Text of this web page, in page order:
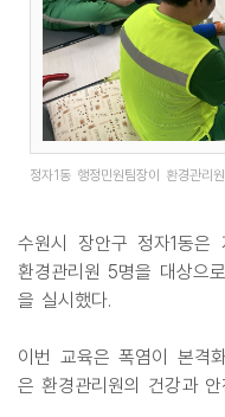
정자1동 행정민원팀장이 환경관리
수원시 장안구 정자1동은
환경관리원 5명을 대상으
을 실시했다.
이번 교육은 폭염이 본격
은 환경관리원의 건강과